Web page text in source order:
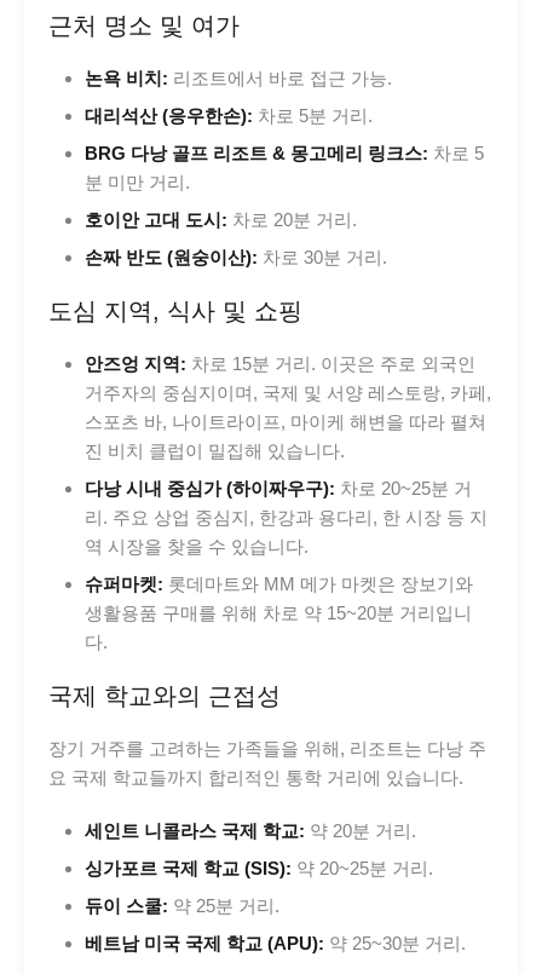
근처 명소 및 여가
논욕 비치: 리조트에서 바로 접근 가능.
대리석산 (응우한손): 차로 5분 거리.
BRG 다낭 골프 리조트 & 몽고메리 링크스: 차로 5
분 미만 거리.
호이안 고대 도시: 차로 20분 거리.
손짜 반도 (원숭이산): 차로 30분 거리.
도심 지역, 식사 및 쇼핑
안즈엉 지역: 차로 15분 거리. 이곳은 주로 외국인
거주자의 중심지이며, 국제 및 서양 레스토랑, 카페,
스포츠 바, 나이트라이프, 마이케 해변을 따라 펼쳐
진 비치 클럽이 밀집해 있습니다.
다낭 시내 중심가 (하이짜우구): 차로 20~25분 거
리. 주요 상업 중심지, 한강과 용다리, 한 시장 등 지
역 시장을 찾을 수 있습니다.
슈퍼마켓: 롯데마트와 MM 메가 마켓은 장보기와
생활용품 구매를 위해 차로 약 15~20분 거리입니
다.
국제 학교와의 근접성
장기 거주를 고려하는 가족들을 위해, 리조트는 다낭 주
요 국제 학교들까지 합리적인 통학 거리에 있습니다.
세인트 니콜라스 국제 학교: 약 20분 거리.
싱가포르 국제 학교 (SIS): 약 20~25분 거리.
듀이 스쿨: 약 25분 거리.
베트남 미국 국제 학교 (APU): 약 25~30분 거리.